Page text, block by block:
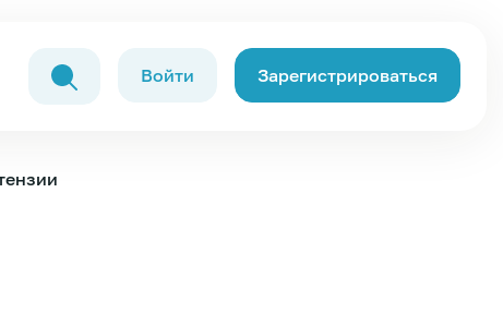
Войти Зарегистрироваться